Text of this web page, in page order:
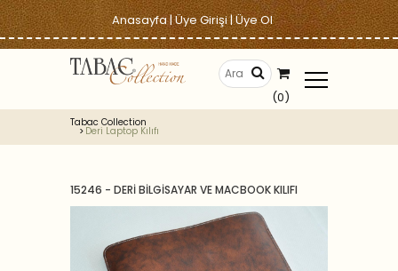
Anasayfa|Üye Girişi|Üye Ol
(0)
Tabac Collection
Deri Laptop Kılıfı
15246 - DERİ BİLGİSAYAR VE MACBOOK KILIFI